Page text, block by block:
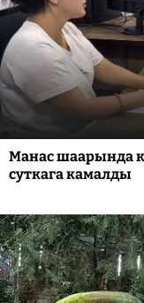
Манас шаарында
суткага камалды